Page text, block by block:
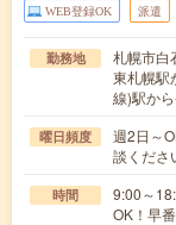
WEB登録OK 派遣
勤務地
札幌市白
東札幌駅
線)駅か
曜日頻度
週2日～
談くださ
時間
9:00～
OK！早